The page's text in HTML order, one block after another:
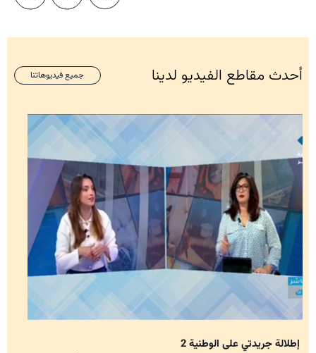
أحدث مقاطع الفيديو لدينا جميع فيديوهاتنا
إطلالة جريدتي على الوطنية 2